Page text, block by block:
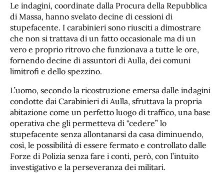
Le indagini, coordinate dalla Procura della Repubblica
di Massa, hanno svelato decine di cessioni di
stupefacente. I carabinieri sono riusciti a dimostrare
che non si trattava di un fatto occasionale ma di un
vero e proprio ritrovo che funzionava a tutte le ore,
fornendo decine di assuntori di Aulla, dei comuni
limitrofi e dello spezzino.
L’uomo, secondo la ricostruzione emersa dalle indagini
condotte dai Carabinieri di Aulla, sfruttava la propria
abitazione come un perfetto luogo di traffico, una base
operativa che gli permetteva di “cedere” lo
stupefacente senza allontanarsi da casa diminuendo,
così, le possibilità di essere fermato e controllato dalle
Forze di Polizia senza fare i conti, però, con l’intuito
investigativo e la perseveranza dei militari.